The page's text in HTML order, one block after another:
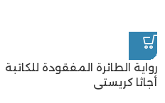
رواية الطائرة المفقودة للكاتبة
أجاثا كريستى